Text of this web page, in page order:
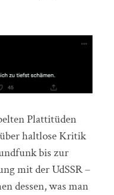
Plattitüden
haltlose Kritik
bis zur
mit der UdSSR –
dessen, was man